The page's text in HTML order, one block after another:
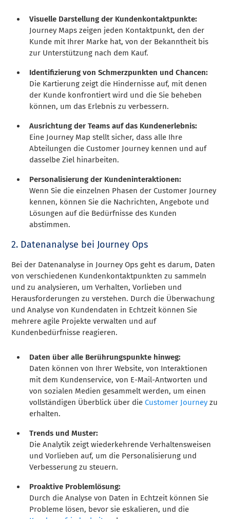
Visuelle Darstellung der Kundenkontaktpunkte:
Journey Maps zeigen jeden Kontaktpunkt, den der
Kunde mit Ihrer Marke hat, von der Bekanntheit bis
zur Unterstützung nach dem Kauf.
Identifizierung von Schmerzpunkten und Chancen:
Die Kartierung zeigt die Hindernisse auf, mit denen
der Kunde konfrontiert wird und die Sie beheben
können, um das Erlebnis zu verbessern.
Ausrichtung der Teams auf das Kundenerlebnis:
Eine Journey Map stellt sicher, dass alle Ihre
Abteilungen die Customer Journey kennen und auf
dasselbe Ziel hinarbeiten.
Personalisierung der Kundeninteraktionen:
Wenn Sie die einzelnen Phasen der Customer Journey
kennen, können Sie die Nachrichten, Angebote und
Lösungen auf die Bedürfnisse des Kunden
abstimmen.
2. Datenanalyse bei Journey Ops
Bei der Datenanalyse in Journey Ops geht es darum, Daten
von verschiedenen Kundenkontaktpunkten zu sammeln
und zu analysieren, um Verhalten, Vorlieben und
Herausforderungen zu verstehen. Durch die Überwachung
und Analyse von Kundendaten in Echtzeit können Sie
mehrere agile Projekte verwalten und auf
Kundenbedürfnisse reagieren.
Daten über alle Berührungspunkte hinweg:
Daten können von Ihrer Website, von Interaktionen
mit dem Kundenservice, von E-Mail-Antworten und
von sozialen Medien gesammelt werden, um einen
vollständigen Überblick über dieCustomer Journey zu
erhalten.
Trends und Muster:
Die Analytik zeigt wiederkehrende Verhaltensweisen
und Vorlieben auf, um die Personalisierung und
Verbesserung zu steuern.
Proaktive Problemlösung:
Durch die Analyse von Daten in Echtzeit können Sie
Probleme lösen, bevor sie eskalieren, und die